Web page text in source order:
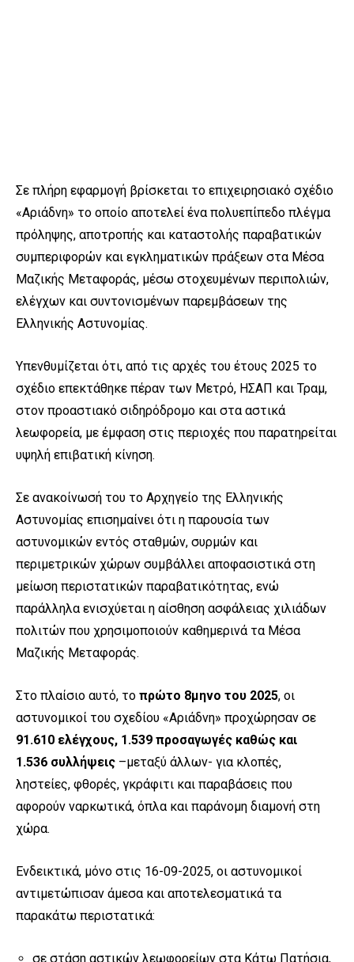
Σε πλήρη εφαρμογή βρίσκεται το επιχειρησιακό σχέδιο
«Αριάδνη» το οποίο αποτελεί ένα πολυεπίπεδο πλέγμα
πρόληψης, αποτροπής και καταστολής παραβατικών
συμπεριφορών και εγκληματικών πράξεων στα Μέσα
Μαζικής Μεταφοράς, μέσω στοχευμένων περιπολιών,
ελέγχων και συντονισμένων παρεμβάσεων της
Ελληνικής Αστυνομίας.
Υπενθυμίζεται ότι, από τις αρχές του έτους 2025 το
σχέδιο επεκτάθηκε πέραν των Μετρό, ΗΣΑΠ και Τραμ,
στον προαστιακό σιδηρόδρομο και στα αστικά
λεωφορεία, με έμφαση στις περιοχές που παρατηρείται
υψηλή επιβατική κίνηση.
Σε ανακοίνωσή του το Αρχηγείο της Ελληνικής
Αστυνομίας επισημαίνει ότι η παρουσία των
αστυνομικών εντός σταθμών, συρμών και
περιμετρικών χώρων συμβάλλει αποφασιστικά στη
μείωση περιστατικών παραβατικότητας, ενώ
παράλληλα ενισχύεται η αίσθηση ασφάλειας χιλιάδων
πολιτών που χρησιμοποιούν καθημερινά τα Μέσα
Μαζικής Μεταφοράς.
Στο πλαίσιο αυτό, το πρώτο 8μηνο του 2025, οι
αστυνομικοί του σχεδίου «Αριάδνη» προχώρησαν σε
91.610 ελέγχους, 1.539 προσαγωγές καθώς και
1.536 συλλήψεις –μεταξύ άλλων- για κλοπές,
ληστείες, φθορές, γκράφιτι και παραβάσεις που
αφορούν ναρκωτικά, όπλα και παράνομη διαμονή στη
χώρα.
Ενδεικτικά, μόνο στις 16-09-2025, οι αστυνομικοί
αντιμετώπισαν άμεσα και αποτελεσματικά τα
παρακάτω περιστατικά:
σε στάση αστικών λεωφορείων στα Κάτω Πατήσια,